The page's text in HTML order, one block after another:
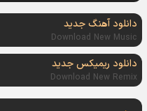
دانلود آهنگ جدید
Download New Music
دانلود ریمیکس جدید
Download New Remix